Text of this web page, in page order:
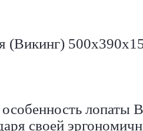
(Викинг)
лопаты
своей